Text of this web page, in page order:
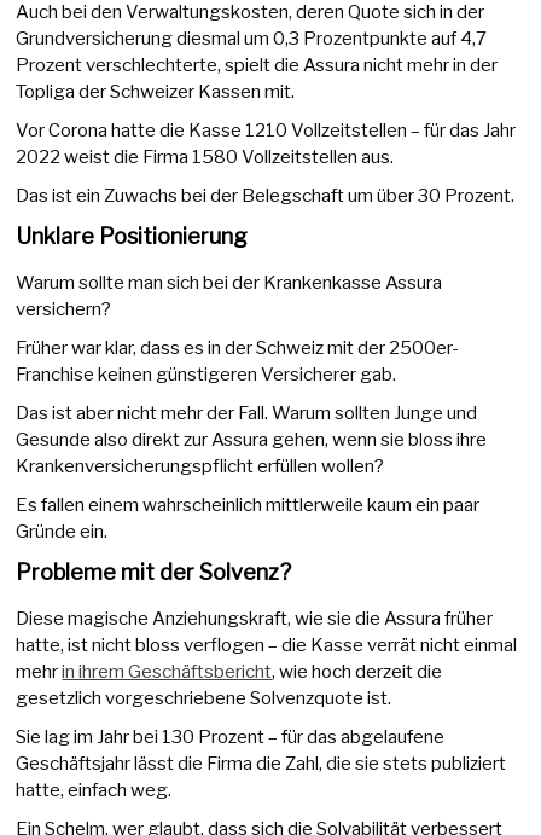
Auch bei den Verwaltungskosten, deren Quote sich in der
Grundversicherung diesmal um 0,3 Prozentpunkte auf 4,7
Prozent verschlechterte, spielt die Assura nicht mehr in der
Topliga der Schweizer Kassen mit.
Vor Corona hatte die Kasse 1210 Vollzeitstellen – für das Jahr
2022 weist die Firma 1580 Vollzeitstellen aus.
Das ist ein Zuwachs bei der Belegschaft um über 30 Prozent.
Unklare Positionierung
Warum sollte man sich bei der Krankenkasse Assura
versichern?
Früher war klar, dass es in der Schweiz mit der 2500er-
Franchise keinen günstigeren Versicherer gab.
Das ist aber nicht mehr der Fall. Warum sollten Junge und
Gesunde also direkt zur Assura gehen, wenn sie bloss ihre
Krankenversicherungspflicht erfüllen wollen?
Es fallen einem wahrscheinlich mittlerweile kaum ein paar
Gründe ein.
Probleme mit der Solvenz?
Diese magische Anziehungskraft, wie sie die Assura früher
hatte, ist nicht bloss verflogen – die Kasse verrät nicht einmal
mehrin ihrem Geschäftsbericht, wie hoch derzeit die
gesetzlich vorgeschriebene Solvenzquote ist.
Sie lag im Jahr bei 130 Prozent – für das abgelaufene
Geschäftsjahr lässt die Firma die Zahl, die sie stets publiziert
hatte, einfach weg.
Ein Schelm, wer glaubt, dass sich die Solvabilität verbessert